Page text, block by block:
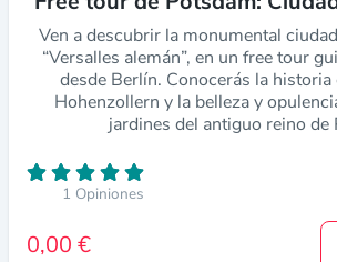
Ven a descubrir la monumental
“Versalles alemán”, en un free tour
desde Berlín. Conocerás la historia
Hohenzollern y la belleza y
jardines del antiguo reino de
1 Opiniones
0,00 €